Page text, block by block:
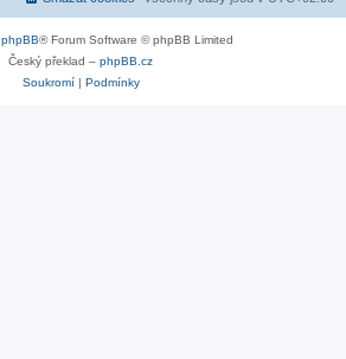
phpBB® Forum Software © phpBB Limited
Český překlad – phpBB.cz
Soukromí| Podmínky